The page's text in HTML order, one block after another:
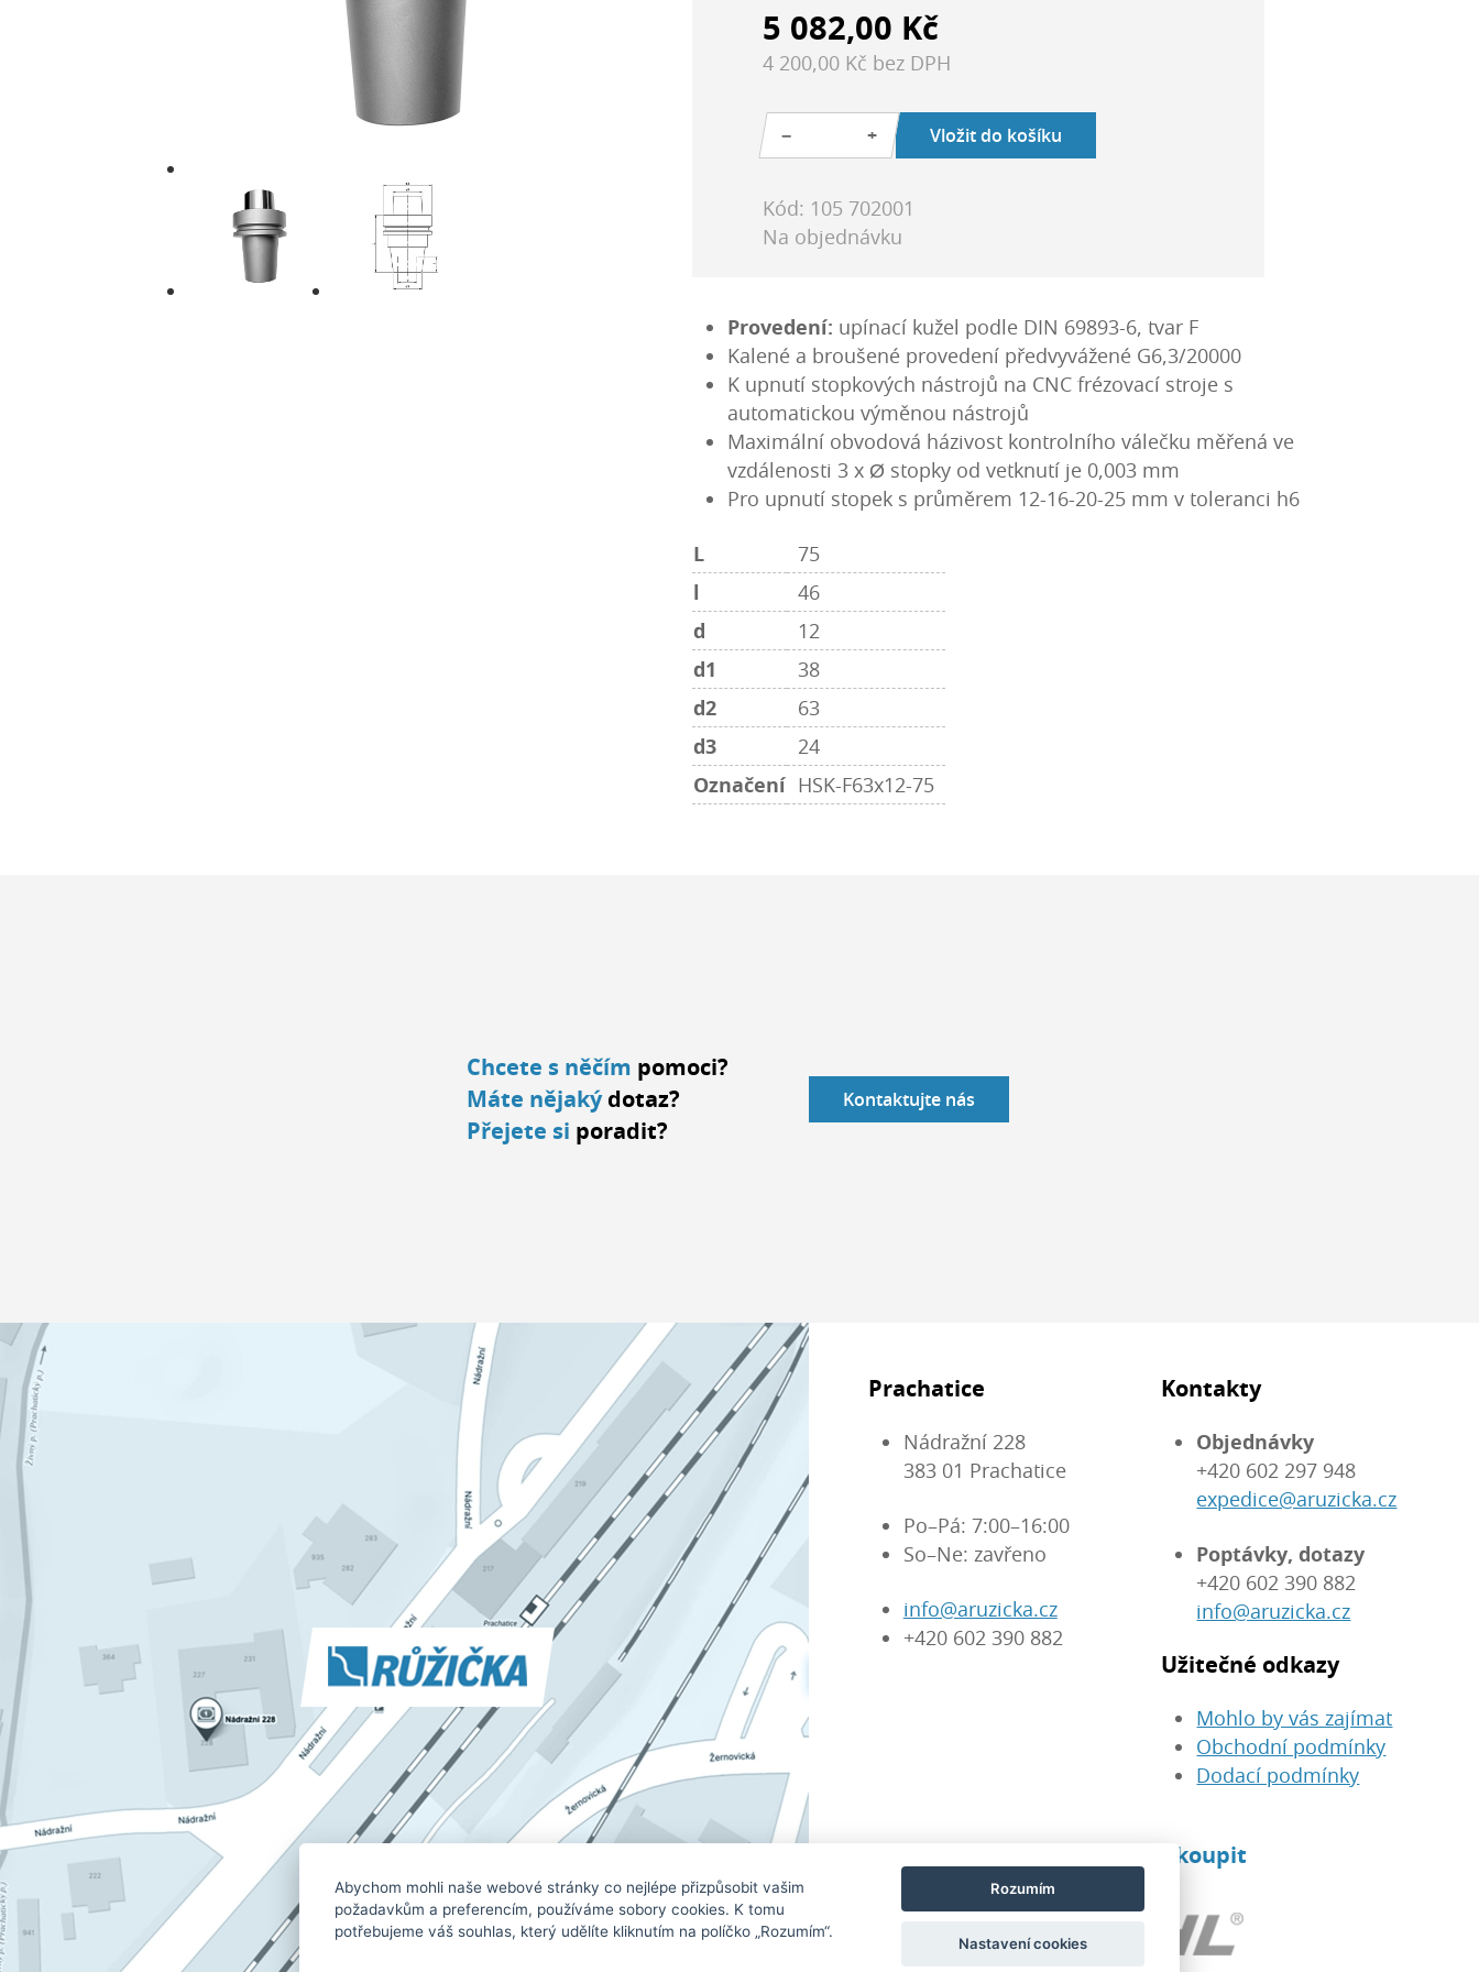
Abychom mohli naše webové stránky co nejlépe přizpůsobit vašim
požadavkům a preferencím, používáme sobory cookies. K tomu
potřebujeme váš souhlas, který udělíte kliknutím na políčko „Rozumím“.
Rozumím
Nastavení cookies
5 082,00 Kč
4 200,00 Kč bez DPH
− + Vložit do košíku
Kód: 105 702001
Na objednávku
Provedení: upínací kužel podle DIN 69893-6, tvar F
Kalené a broušené provedení předvyvážené G6,3/20000
K upnutí stopkových nástrojů na CNC frézovací stroje s
automatickou výměnou nástrojů
Maximální obvodová házivost kontrolního válečku měřená ve
vzdálenosti 3 x Ø stopky od vetknutí je 0,003 mm
Pro upnutí stopek s průměrem 12-16-20-25 mm v toleranci h6
L
75
l
46
d
12
d1
38
d2
63
d3
24
Označení HSK-F63x12-75
Chcete s něčím pomoci?
Máte nějakýdotaz?
Přejete si poradit?
Kontaktujte nás
Prachatice
Nádražní 228
383 01 Prachatice
Po–Pá: 7:00–16:00
So–Ne: zavřeno
info@aruzicka.cz
+420 602 390 882
Kontakty
Objednávky
+420 602 297 948
expedice@aruzicka.cz
Poptávky, dotazy
+420 602 390 882
info@aruzicka.cz
Užitečné odkazy
Mohlo by vás zajímat
Obchodní podmínky
Dodací podmínky
Značky, které u nás můžete koupit